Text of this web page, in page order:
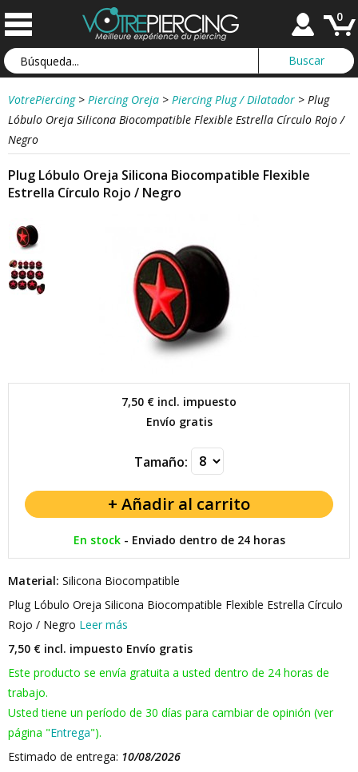
0
VotrePiercing > Piercing Oreja > Piercing Plug / Dilatador > Plug
Lóbulo Oreja Silicona Biocompatible Flexible Estrella Círculo Rojo /
Negro
Plug Lóbulo Oreja Silicona Biocompatible Flexible
Estrella Círculo Rojo / Negro
7,50 € incl. impuesto
Envío gratis
Tamaño:
En stock- Enviado dentro de 24 horas
Material: Silicona Biocompatible
Plug Lóbulo Oreja Silicona Biocompatible Flexible Estrella Círculo
Rojo / Negro Leer más
7,50 € incl. impuesto Envío gratis
Este producto se envía gratuita a usted dentro de 24 horas de
trabajo.
Usted tiene un período de 30 días para cambiar de opinión (ver
página "Entrega").
Estimado de entrega: 10/08/2026